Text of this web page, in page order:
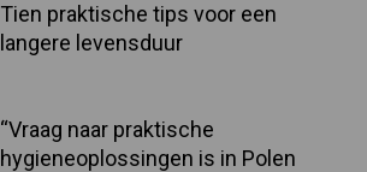
Tien praktische tips voor een
langere levensduur
“Vraag naar praktische
hygieneoplossingen is in Polen